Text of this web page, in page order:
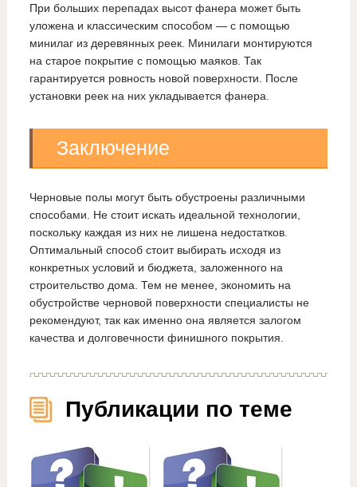
При больших перепадах высот фанера может быть
уложена и классическим способом — с помощью
минилаг из деревянных реек. Минилаги монтируются
на старое покрытие с помощью маяков. Так
гарантируется ровность новой поверхности. После
установки реек на них укладывается фанера.
Заключение
Черновые полы могут быть обустроены различными
способами. Не стоит искать идеальной технологии,
поскольку каждая из них не лишена недостатков.
Оптимальный способ стоит выбирать исходя из
конкретных условий и бюджета, заложенного на
строительство дома. Тем не менее, экономить на
обустройстве черновой поверхности специалисты не
рекомендуют, так как именно она является залогом
качества и долговечности финишного покрытия.
Публикации по теме